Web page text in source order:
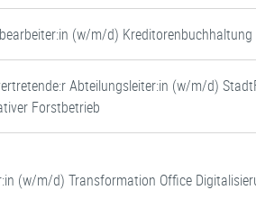
(w/m/d) Kreditorenbuchhaltung
Abteilungsleiter:in (w/m/d)
Forstbetrieb
(w/m/d) Transformation Office